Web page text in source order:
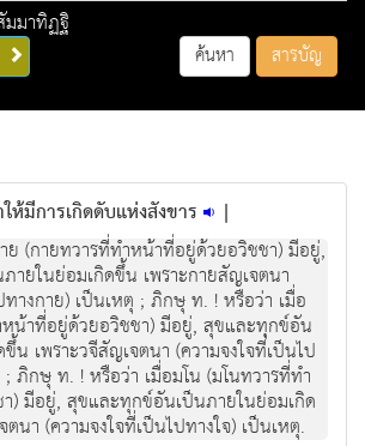
มาทิฏฐิ
ค้นหา สารบัญ
ห้มีการเกิดดับแห่งสังขาร |
(กายทวารที่ทำหน้าที่อยู่ด้วยอวิชชา) มีอยู่,
ยในย่อมเกิดขึ้น เพราะกายสัญเจตนา
ทางกาย) เป็นเหตุ ; ภิกษุ ท. ! หรือว่า เมื่อ
หน้าที่อยู่ด้วยอวิชชา) มีอยู่, สุขและทุกข์อัน
น เพราะวจีสัญเจตนา (ความจงใจที่เป็นไป
; ภิกษุ ท. ! หรือว่า เมื่อมโน (มโนทวารที่ทำ
) มีอยู่, สุขและทุกข์อันเป็นภายในย่อมเกิด
นา (ความจงใจที่เป็นไปทางใจ) เป็นเหตุ.